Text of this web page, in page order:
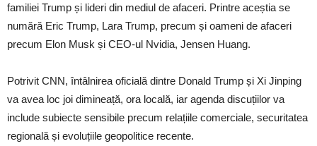
familiei Trump și lideri din mediul de afaceri. Printre aceștia se
numără Eric Trump, Lara Trump, precum și oameni de afaceri
precum Elon Musk și CEO-ul Nvidia, Jensen Huang.
Potrivit CNN, întâlnirea oficială dintre Donald Trump și Xi Jinping
va avea loc joi dimineață, ora locală, iar agenda discuțiilor va
include subiecte sensibile precum relațiile comerciale, securitatea
regională și evoluțiile geopolitice recente.